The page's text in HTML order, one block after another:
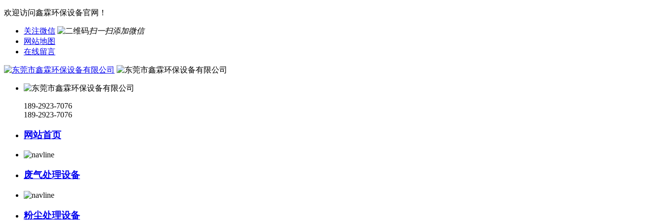
欢迎访问鑫霖环保设备官网！
关注微信
扫一扫添加微信
网站地图
在线留言
189-2923-7076
189-2923-7076
网站首页
废气处理设备
粉尘处理设备